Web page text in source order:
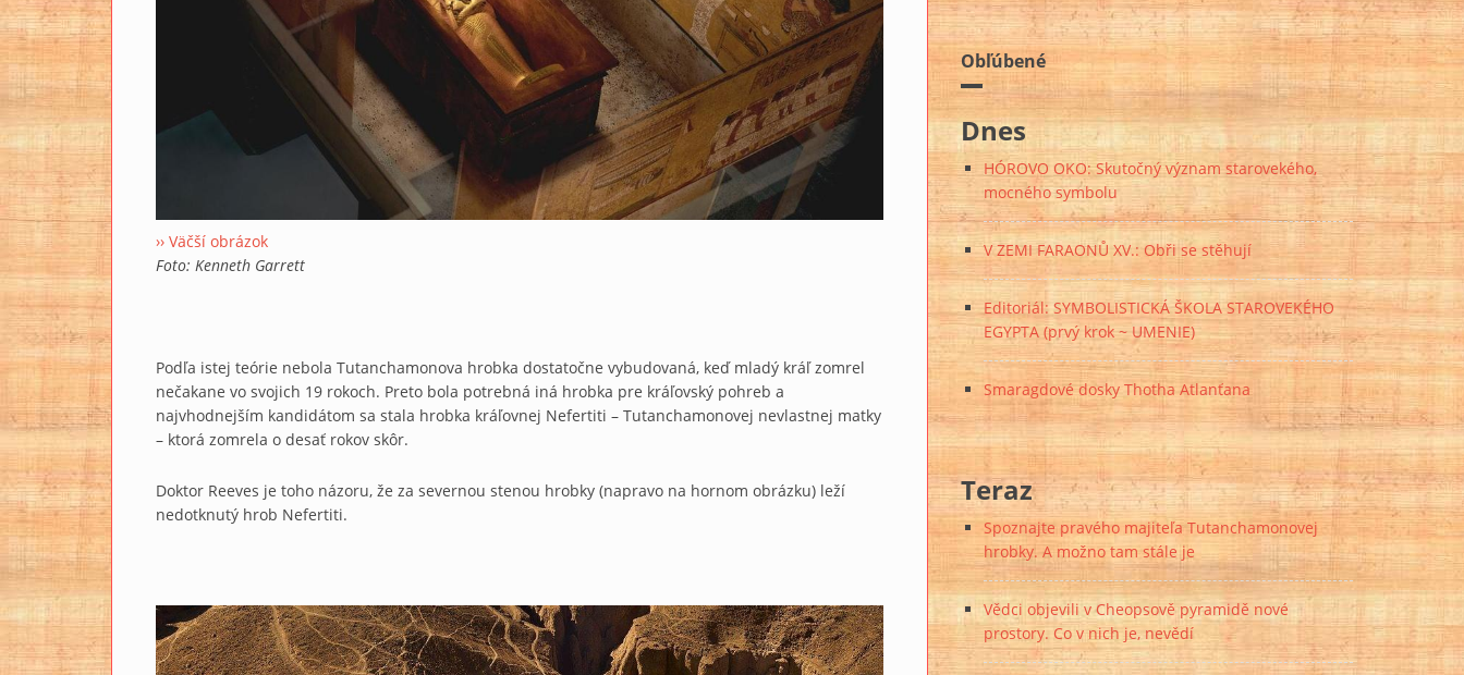
›› Väčší obrázok
Foto: Kenneth Garrett
Podľa istej teórie nebola Tutanchamonova hrobka dostatočne vybudovaná, keď mladý kráľ zomrel
nečakane vo svojich 19 rokoch. Preto bola potrebná iná hrobka pre kráľovský pohreb a
najvhodnejším kandidátom sa stala hrobka kráľovnej Nefertiti – Tutanchamonovej nevlastnej matky
– ktorá zomrela o desať rokov skôr.
Doktor Reeves je toho názoru, že za severnou stenou hrobky (napravo na hornom obrázku) leží
nedotknutý hrob Nefertiti.
Obľúbené
Dnes
HÓROVO OKO: Skutočný význam starovekého,
mocného symbolu
V ZEMI FARAONŮ XV.: Obři se stěhují
Editoriál: SYMBOLISTICKÁ ŠKOLA STAROVEKÉHO
EGYPTA (prvý krok ~ UMENIE)
Smaragdové dosky Thotha Atlanťana
Teraz
Spoznajte pravého majiteľa Tutanchamonovej
hrobky. A možno tam stále je
Vědci objevili v Cheopsově pyramidě nové
prostory. Co v nich je, nevědí